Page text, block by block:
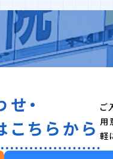
・
ちらから
ご
用
軽